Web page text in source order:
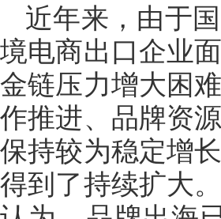
近年来，由于
境电商出口企业
金链压力增大困
作推进、品牌资
保持较为稳定增
得到了持续扩大